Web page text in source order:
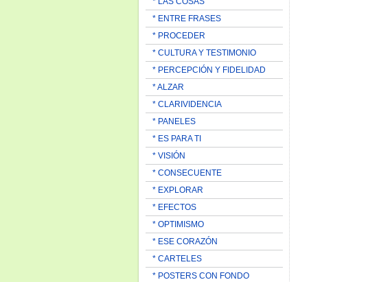
* ENTRE FRASES
* PROCEDER
* CULTURA Y TESTIMONIO
* PERCEPCIÓN Y FIDELIDAD
* ALZAR
* CLARIVIDENCIA
* PANELES
* ES PARA TI
* VISIÓN
* CONSECUENTE
* EXPLORAR
* EFECTOS
* OPTIMISMO
* ESE CORAZÓN
* CARTELES
* POSTERS CON FONDO